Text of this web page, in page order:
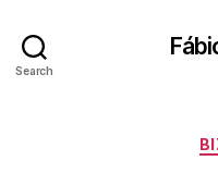
Search